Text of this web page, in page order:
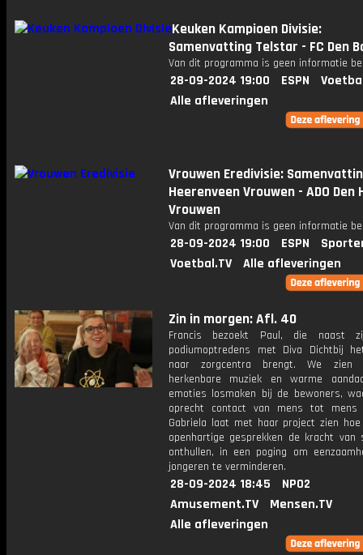
Keuken Kampioen Divisie:
Samenvatting Telstar - FC Den
Van dit programma is geen informatie
28-09-2024 19:00 ESPN
Alle afleveringen
Vrouwen Eredivisie:
Heerenveen Vrouwen - ADO Den
Vrouwen
Van dit programma is geen informatie
28-09-2024 19:00 ESPN
Voetbal.TV
Alle afleveringen
Zin in morgen: Afl. 40
Francis bezoekt Paul, die naast
podiumoptredens met Diva Dichtbij
naar zorgcentra brengt. We zien
herkenbare muziek en warme
emoties losmaken bij de bewoners,
oprecht contact van mens tot mens
Gabriela laat met haar project zien
openhartige gesprekken de kracht van
onthullen, in een poging om
jongeren te verminderen.
28-09-2024 18:45
NPO2
Amusement.TV
Mensen.TV
Alle afleveringen